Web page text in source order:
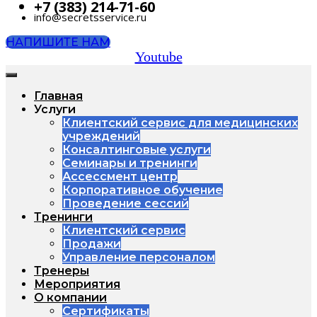
+7 (383) 214-71-60
info@secretsservice.ru
НАПИШИТЕ НАМ
Youtube
Главная
Услуги
Клиентский сервис для медицинских
учреждений
Консалтинговые услуги
Семинары и тренинги
Ассессмент центр
Корпоративное обучение
Проведение сессий
Тренинги
Клиентский сервис
Продажи
Управление персоналом
Тренеры
Мероприятия
О компании
Сертификаты